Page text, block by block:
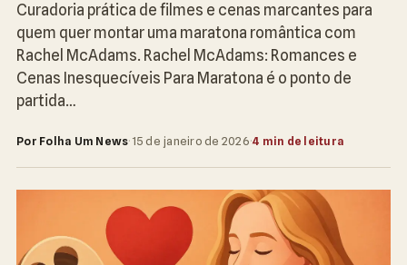
Curadoria prática de filmes e cenas marcantes para
quem quer montar uma maratona romântica com
Rachel McAdams. Rachel McAdams: Romances e
Cenas Inesquecíveis Para Maratona é o ponto de
partida…
Por Folha Um News· 15 de janeiro de 2026·4 min de leitura